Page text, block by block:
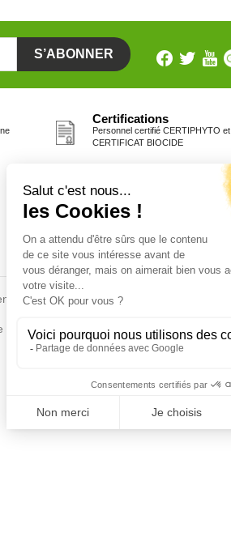
Certifications
Personnel certifié CERTIPHYTO et
CERTIFICAT BIOCIDE
de la
Fiches conseils
Insecte